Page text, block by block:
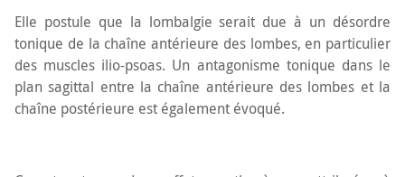
CONTACT
Elle postule que la lombalgie serait due à un désordre
tonique de la chaîne antérieure des lombes, en particulier
des muscles ilio-psoas. Un antagonisme tonique dans le
plan sagittal entre la chaîne antérieure des lombes et la
chaîne postérieure est également évoqué.